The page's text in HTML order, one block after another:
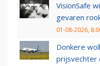
VisionSafe
gevaren
01-08-2026,
Donkere
prijsvechter